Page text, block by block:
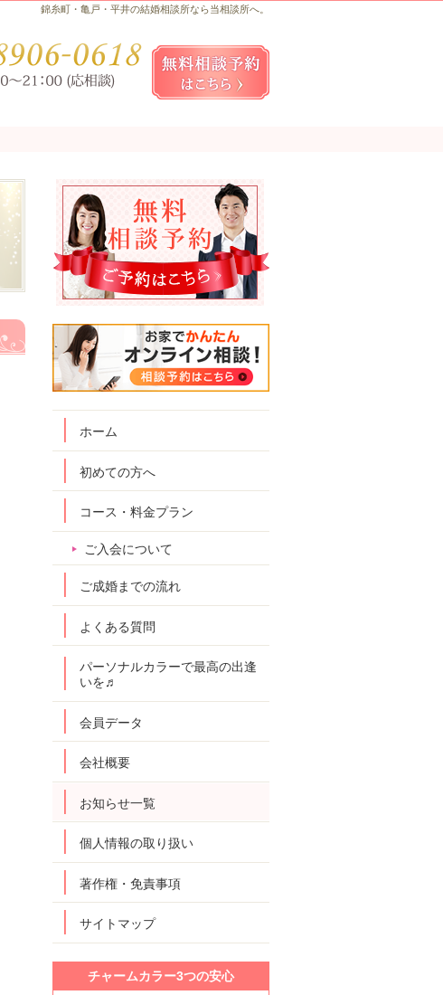
錦糸町・亀戸・平井の結婚相談所なら当相談所へ。
ホーム
初めての方へ
コース・料金プラン
ご入会について
ご成婚までの流れ
よくある質問
パーソナルカラーで最高の出逢
いを♬
会員データ
会社概要
お知らせ一覧
個人情報の取り扱い
著作権・免責事項
サイトマップ
チャームカラー3つの安心
お気軽にお問合せ・ご相談ください